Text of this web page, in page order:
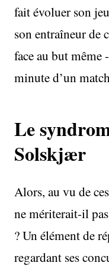
fait évoluer son
son entraîneur de
face au but même
minute d’un
Le
Solskjær
Alors, au vu de
ne mériterait-il
? Un élément de
regardant ses